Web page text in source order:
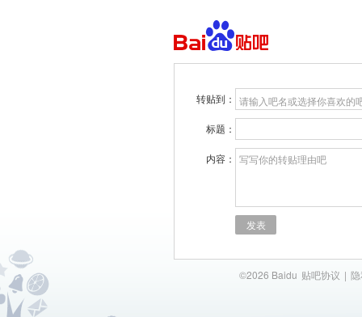
转贴到： 请输入吧名或选择你喜欢的
标题：
内容： 写写你的转贴理由吧
发表
©2026 Baidu 贴吧协议 |